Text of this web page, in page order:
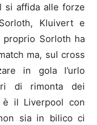
si affida alle forze
Kluivert e
proprio Sorloth ha
ma, sul cross
in gola l’urlo
di rimonta dei
il Liverpool con
sia in bilico ci